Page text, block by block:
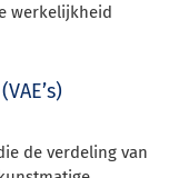
werkelijkheid
de verdeling van